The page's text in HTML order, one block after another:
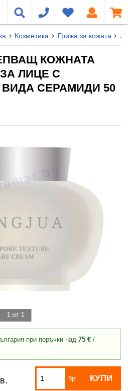
Козметика Грижа за кожата
КОЖНАТА
ЛИЦЕ С
СЕРАМИДИ 50
1 от 1
при поръчки над 75 € /
бр. КУПИ